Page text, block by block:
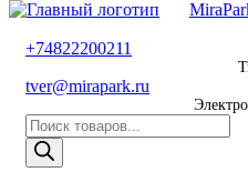
бесплатный
+74822200211
tver@mirapark.ru
Поиск
товаров